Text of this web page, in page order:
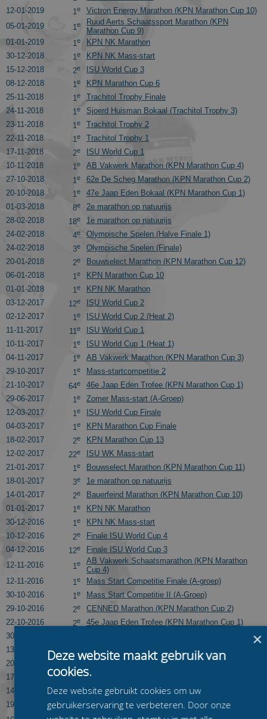
12-01-2019
1e
Victron Energy Marathon (KPN Marathon Cup 10)
05-01-2019
1e
Ruud Aerts Schaatssport Marathon (KPN
Marathon Cup 9)
01-01-2019
1e
KPN NK Marathon
30-12-2018
1e
KPN NK Mass-start
15-12-2018
2e
ISU World Cup 3
08-12-2018
1e
KPN Marathon Cup 6
25-11-2018
1e
Trachitol Trophy Finale
24-11-2018
1e
Sjoerd Huisman Bokaal (Trachitol Trophy 3)
23-11-2018
1e
Trachitol Trophy 2
22-11-2018
1e
Trachitol Trophy 1
17-11-2018
2e
ISU World Cup 1
10-11-2018
1e
AB Vakwerk Marathon (KPN Marathon Cup 4)
27-10-2018
1e
62e De Scheg Marathon (KPN Marathon Cup 2)
20-10-2018
1e
47e Jaap Eden Bokaal (KPN Marathon Cup 1)
01-03-2018
8e
2e marathon op natuurijs
28-02-2018
18e
1e marathon op natuurijs
24-02-2018
4e
Olympische Spelen (Halve Finale 1)
24-02-2018
3e
Olympische Spelen (Finale)
20-01-2018
2e
Bouwselect Marathon (KPN Marathon Cup 12)
06-01-2018
1e
KPN Marathon Cup 10
01-01-2018
1e
KPN NK Marathon
03-12-2017
12e
ISU World Cup 2
02-12-2017
1e
ISU World Cup 2 (Heat 2)
11-11-2017
11e
ISU World Cup 1
10-11-2017
1e
ISU World Cup 1 (Heat 1)
04-11-2017
1e
AB Vakwerk Marathon (KPN Marathon Cup 3)
29-10-2017
1e
Mass-startcompetitie 2
21-10-2017
64e
46e Jaap Eden Trofee (KPN Marathon Cup 1)
29-06-2017
1e
Zomer Mass-start (A-Groep)
12-03-2017
1e
ISU World Cup Finale
04-03-2017
1e
KPN Marathon Cup Finale
18-02-2017
2e
KPN Marathon Cup 13
12-02-2017
22e
ISU WK Mass-start
21-01-2017
1e
Bouwselect Marathon (KPN Marathon Cup 11)
18-01-2017
3e
1e marathon op natuurijs
14-01-2017
2e
Bauerfeind Marathon (KPN Marathon Cup 10)
01-01-2017
1e
KPN NK Marathon
30-12-2016
1e
KPN NK Mass-start
10-12-2016
2e
Finale ISU World Cup 4
04-12-2016
12e
Finale ISU World Cup 3
12-11-2016
1e
AB Vakwerk Schaatsmarathon (KPN Marathon
Cup 4)
12-11-2016
1e
Mass Start Competitie Finale (A-groep)
30-10-2016
1e
Mass Start Competitie II (A-Groep)
29-10-2016
2e
CENNED Marathon (KPN Marathon Cup 2)
22-10-2016
2e
45e Jaap Eden Trofee (KPN Marathon Cup 1)
30-06-2016
13-03-2016
1
ISU World Cup Finale
20-02-2016
52 e
KPN Marathon Cup Finale
17-02-2016
1e
Ingehaalde KPN Marathon Cup 12
14-02-2016
10e
ISU WK Mass-start
19-01-2016
1e
Eerste Marathon op Natuurijs
Royal A-ware/Fonterra Marathon (KPN Marathon
×
Deze website maakt gebruik van
cookies.
Deze website gebruikt cookies om uw
gebruikerservaring te verbeteren. Door onze